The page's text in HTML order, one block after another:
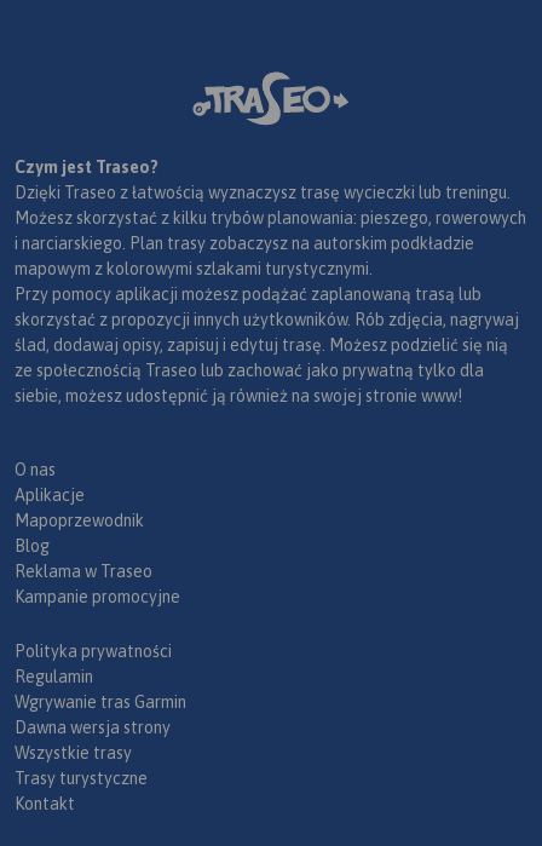
Czym jest Traseo?
Dzięki Traseo z łatwością wyznaczysz trasę wycieczki lub treningu.
Możesz skorzystać z kilku trybów planowania: pieszego, rowerowych
i narciarskiego. Plan trasy zobaczysz na autorskim podkładzie
mapowym z kolorowymi szlakami turystycznymi.
Przy pomocy aplikacji możesz podążać zaplanowaną trasą lub
skorzystać z propozycji innych użytkowników. Rób zdjęcia, nagrywaj
ślad, dodawaj opisy, zapisuj i edytuj trasę. Możesz podzielić się nią
ze społecznością Traseo lub zachować jako prywatną tylko dla
siebie, możesz udostępnić ją również na swojej stronie www!
O nas
Aplikacje
Mapoprzewodnik
Blog
Reklama w Traseo
Kampanie promocyjne
Polityka prywatności
Regulamin
Wgrywanie tras Garmin
Dawna wersja strony
Wszystkie trasy
Trasy turystyczne
Kontakt